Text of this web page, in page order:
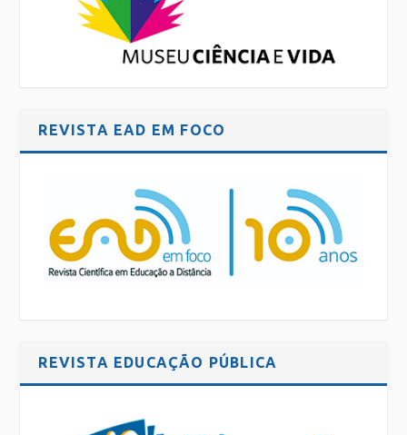
REVISTA EAD EM FOCO
REVISTA EDUCAÇÃO PÚBLICA